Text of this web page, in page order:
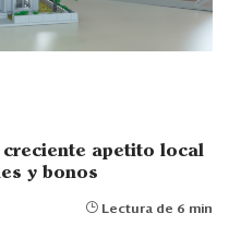
apetito local
y bonos
Lectura de 6 min